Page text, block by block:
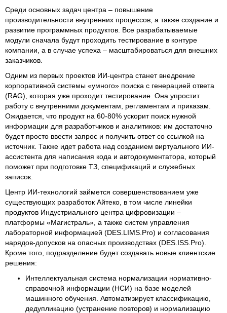
Среди основных задач центра – повышение
производительности внутренних процессов, а также создание и
развитие программных продуктов. Все разрабатываемые
модули сначала будут проходить тестирование в контуре
компании, а в случае успеха – масштабироваться для внешних
заказчиков.
Одним из первых проектов ИИ-центра станет внедрение
корпоративной системы «умного» поиска с генерацией ответа
(RAG), которая уже проходит тестирование. Она упростит
работу с внутренними документам, регламентам и приказам.
Ожидается, что продукт на 60-80% ускорит поиск нужной
информации для разработчиков и аналитиков: им достаточно
будет просто ввести запрос и получить ответ со ссылкой на
источник. Также идет работа над созданием виртуального ИИ-
ассистента для написания кода и автодокументатора, который
поможет при подготовке ТЗ, спецификаций и служебных
записок.
Центр ИИ-технологий займется совершенствованием уже
существующих разработок Айтеко, в том числе линейки
продуктов Индустриального центра цифровизации –
платформы «Магистраль», а также систем управления
лабораторной информацией (DES.LIMS.Pro) и согласования
нарядов-допусков на опасных производствах (DES.ISS.Pro).
Кроме того, подразделение будет создавать новые клиентские
решения:
Интеллектуальная система нормализации нормативно-
справочной информации (НСИ) на базе моделей
машинного обучения. Автоматизирует классификацию,
дедупликацию (устранение повторов) и нормализацию